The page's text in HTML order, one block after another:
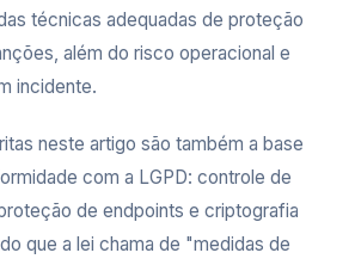
técnicas adequadas de proteção
além do risco operacional e
incidente.
neste artigo são também a base
com a LGPD: controle de
de endpoints e criptografia
que a lei chama de "medidas de